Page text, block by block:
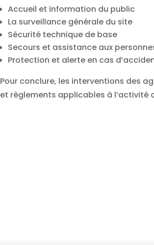
Accueil et information du public
La surveillance générale du site
Sécurité technique de base
Secours et assistance aux
Protection et alerte en cas
Pour conclure, les interventions des
et règlements applicables à l’activité